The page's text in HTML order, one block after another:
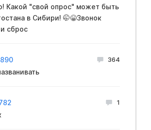
Какой "свой опрос" может быть
в Сибири! 🤭😁Звонок
сброс
364
1